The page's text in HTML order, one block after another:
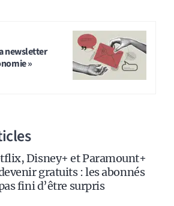
newsletter
»
Disney+ et Paramount+
gratuits : les abonnés
fini d’être surpris